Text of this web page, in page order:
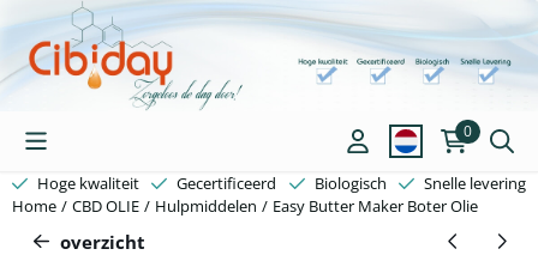
Cookievoorkeuren zijn beschikbaar. Kies instellingen of sta alle
0
Hoge kwaliteit Gecertificeerd Biologisch
Snelle levering
Home / CBD OLIE / Hulpmiddelen / Easy Butter Maker Boter Olie
overzicht